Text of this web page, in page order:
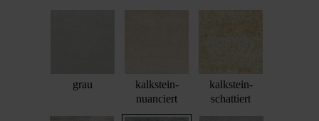
grau
kalkstein-
nuanciert
kalkstein-
schattiert